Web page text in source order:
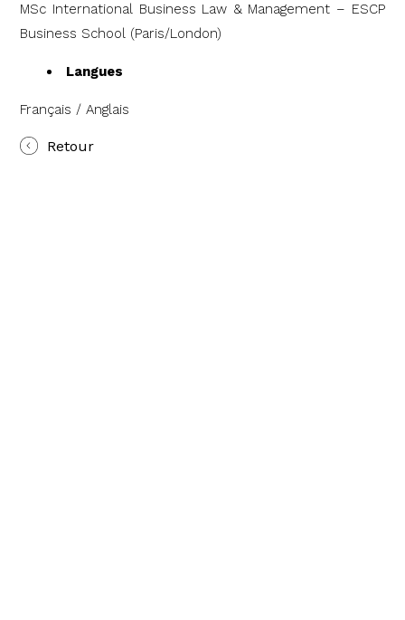
MSc International Business Law & Management – ESCP
Business School (Paris/London)
Langues
Français / Anglais
Retour